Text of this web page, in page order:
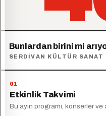
Bunlardan birini mi
SERDIVAN KÜLTÜR SANAT
Etkinlik Takvimi
Bu ayın programı, konserler ve